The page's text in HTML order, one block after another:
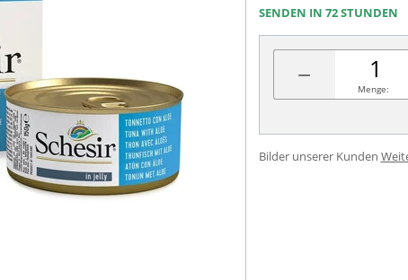
SENDEN IN 72 STUNDEN
− Menge:
Bilder unserer Kunden